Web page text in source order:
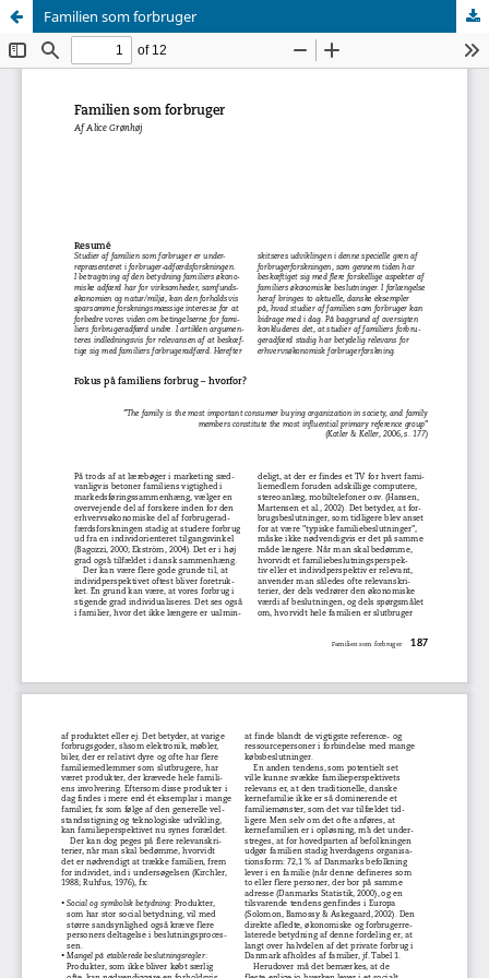
Familien som forbruger